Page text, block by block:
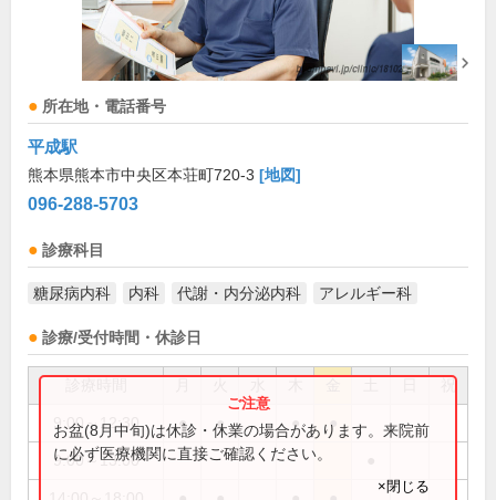
所在地・電話番号
平成駅
熊本県熊本市中央区本荘町720-3 [地図]
096-288-5703
診療科目
糖尿病内科 内科 代謝・内分泌内科 アレルギー科
診療/受付時間・休診日
祝
9:00～12:30 ● ● ● ●
9:00～13:00
お盆(8月中旬)は休診・休業の場合があります。来院前
に必ず医療機関に直接ご確認ください。
×閉じる